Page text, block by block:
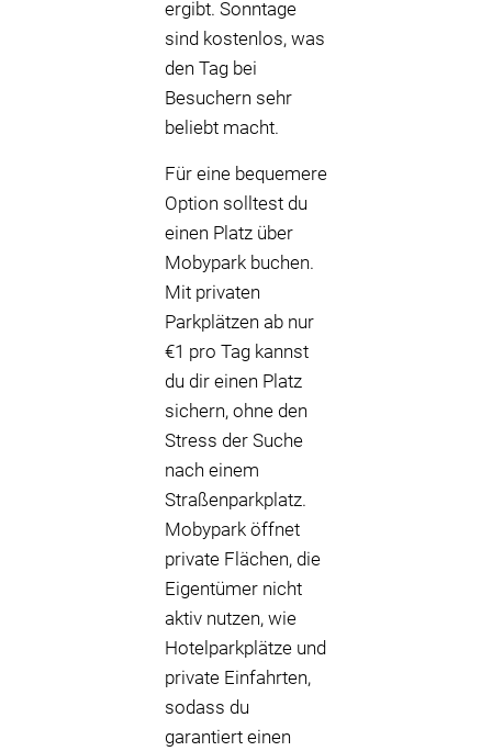
ergibt. Sonntage
sind kostenlos, was
den Tag bei
Besuchern sehr
beliebt macht.
Für eine bequemere
Option solltest du
einen Platz über
Mobypark buchen.
Mit privaten
Parkplätzen ab nur
€1 pro Tag kannst
du dir einen Platz
sichern, ohne den
Stress der Suche
nach einem
Straßenparkplatz.
Mobypark öffnet
private Flächen, die
Eigentümer nicht
aktiv nutzen, wie
Hotelparkplätze und
private Einfahrten,
sodass du
garantiert einen